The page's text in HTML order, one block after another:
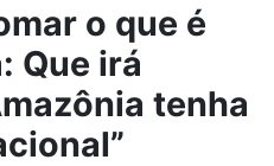
o que é
Que irá
tenha